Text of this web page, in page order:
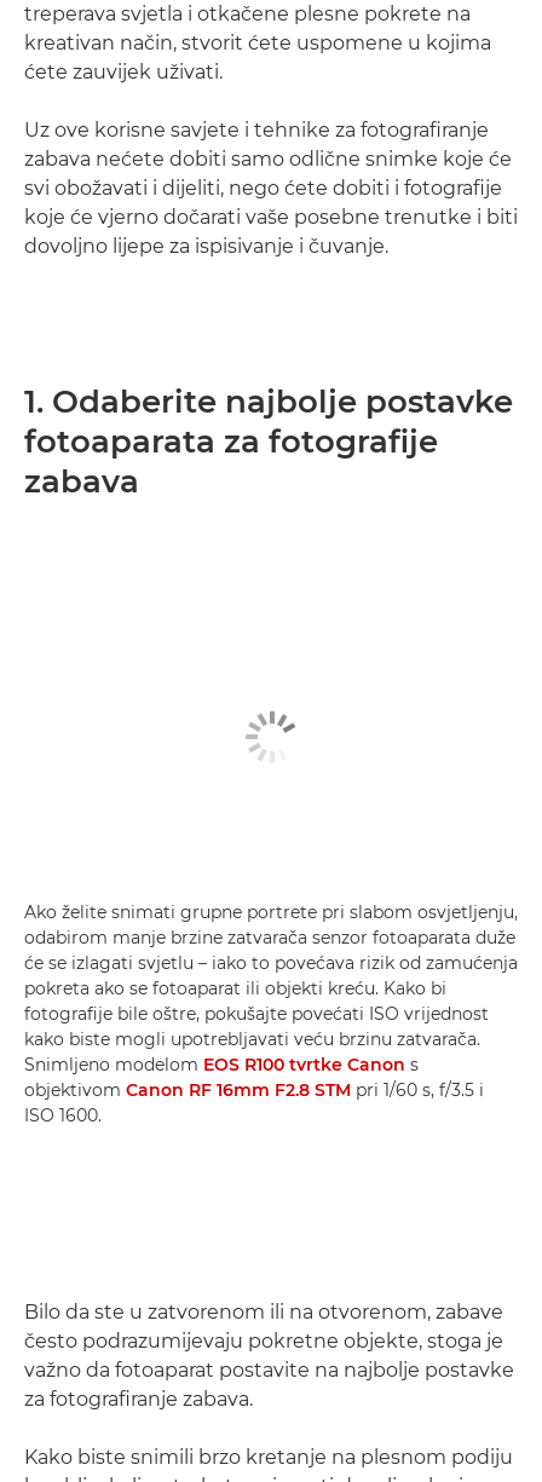
treperava svjetla i otkačene plesne pokrete na
kreativan način, stvorit ćete uspomene u kojima
ćete zauvijek uživati.
Uz ove korisne savjete i tehnike za fotografiranje
zabava nećete dobiti samo odlične snimke koje će
svi obožavati i dijeliti, nego ćete dobiti i fotografije
koje će vjerno dočarati vaše posebne trenutke i biti
dovoljno lijepe za ispisivanje i čuvanje.
1. Odaberite najbolje postavke
fotoaparata za fotografije
zabava
Ako želite snimati grupne portrete pri slabom osvjetljenju,
odabirom manje brzine zatvarača senzor fotoaparata duže
će se izlagati svjetlu – iako to povećava rizik od zamućenja
pokreta ako se fotoaparat ili objekti kreću. Kako bi
fotografije bile oštre, pokušajte povećati ISO vrijednost
kako biste mogli upotrebljavati veću brzinu zatvarača.
Snimljeno modelom EOS R100 tvrtke Canon s
objektivom Canon RF 16mm F2.8 STM pri 1/60 s, f/3.5 i
ISO 1600.
Bilo da ste u zatvorenom ili na otvorenom, zabave
često podrazumijevaju pokretne objekte, stoga je
važno da fotoaparat postavite na najbolje postavke
za fotografiranje zabava.
Kako biste snimili brzo kretanje na plesnom podiju